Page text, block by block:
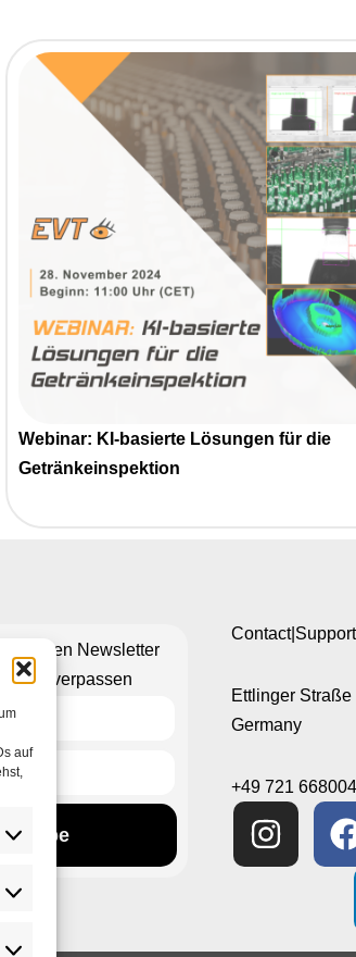
auf
Webinar: KI-basierte Lösungen für die
Getränkeinspektion
unseren Newsletter
zu verpassen
Contact|Support
Ettlinger
Germany
+49 721